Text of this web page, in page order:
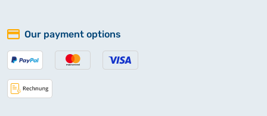
Trauungen 1808-1880
Versagungen 1923-1968
Keine verfügbaren Digitalisate
Our payment options